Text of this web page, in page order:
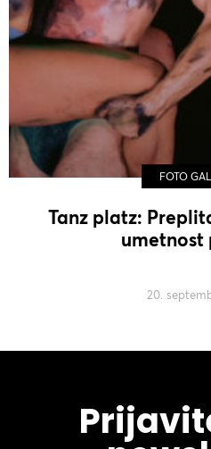
FOTO
Tanz platz:
umetnost
20.